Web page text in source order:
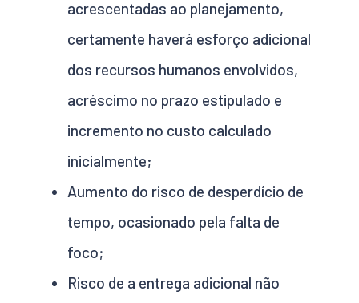
acrescentadas ao planejamento,
certamente haverá esforço adicional
dos recursos humanos envolvidos,
acréscimo no prazo estipulado e
incremento no custo calculado
inicialmente;
Aumento do risco de desperdício de
tempo, ocasionado pela falta de
foco;
Risco de a entrega adicional não